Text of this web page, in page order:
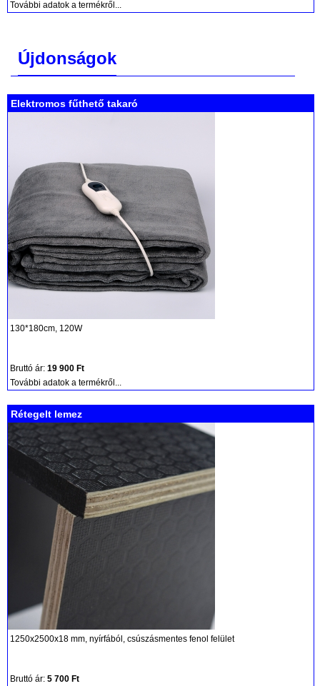
További adatok a termékről...
Újdonságok
Elektromos fűthető takaró
130*180cm, 120W
Bruttó ár: 19 900 Ft
További adatok a termékről...
Rétegelt lemez
1250x2500x18 mm, nyírfából, csúszásmentes fenol felület
Bruttó ár: 5 700 Ft